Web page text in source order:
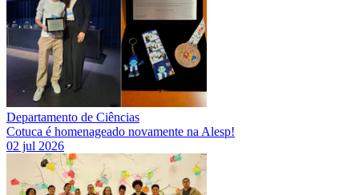
Departamento de Ciências
Cotuca é homenageado novamente na Alesp!
02 jul 2026